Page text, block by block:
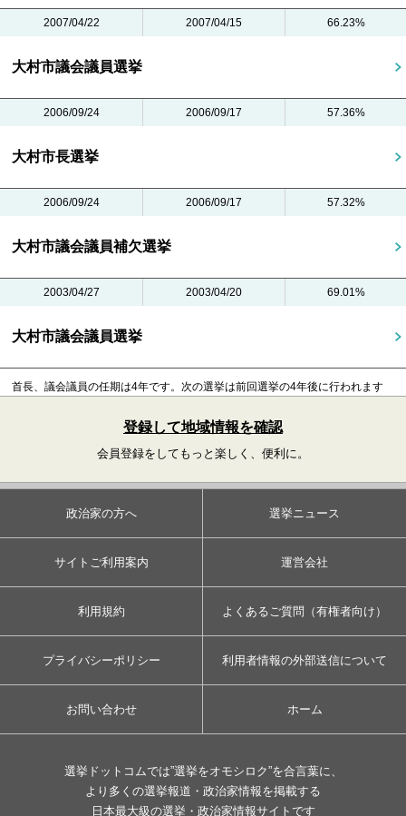
2007/04/22 2007/04/15 66.23%
大村市議会議員選挙
2006/09/24 2006/09/17 57.36%
大村市長選挙
2006/09/24 2006/09/17 57.32%
大村市議会議員補欠選挙
2003/04/27 2003/04/20 69.01%
大村市議会議員選挙
首長、議会議員の任期は4年です。 次の選挙は前回選挙の4年後に行われます
登録して地域情報を確認
会員登録をしてもっと楽しく、便利に。
政治家の方へ 選挙ニュース
サイトご利用案内 運営会社
利用規約 よくあるご質問（有権者向け）
プライバシーポリシー 利用者情報の外部送信について
お問い合わせ ホーム
選挙ドットコムでは”選挙をオモシロク”を合言葉に、
より多くの選挙報道・政治家情報を掲載する
日本最大級の選挙・政治家情報サイトです